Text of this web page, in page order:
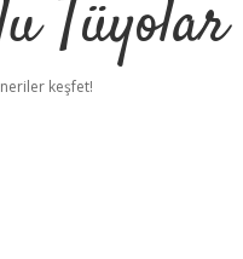
Tüyolar
keşfet!